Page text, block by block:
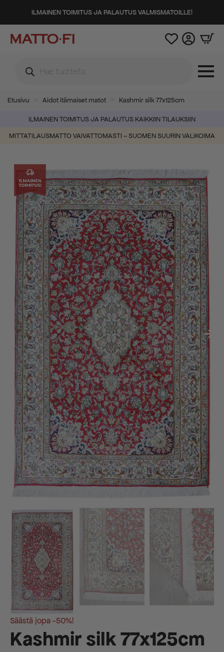
ILMAINEN TOIMITUS JA PALAUTUS VALMISMATOILLE!
search
Etusivu Aidot itämaiset matot Kashmir silk 77x125cm
ILMAINEN TOIMITUS JA PALAUTUS KAIKKIIN TILAUKSIIN
MITTATILAUSMATTO VAIVATTOMASTI – SUOMEN SUURIN VALIKOIMA
-50%
Säästä jopa -50%!
Kashmir silk 77x125cm